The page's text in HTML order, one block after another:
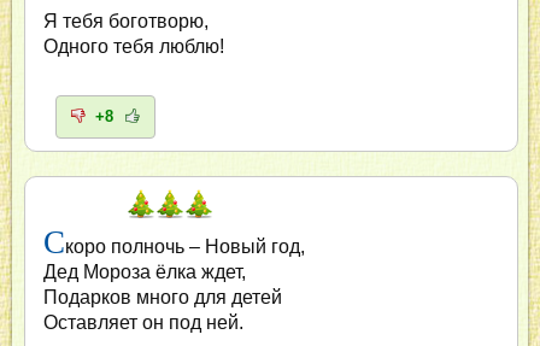
Я тебя боготворю,
Одного тебя люблю!
+8
Скоро полночь – Новый год,
Дед Мороза ёлка ждет,
Подарков много для детей
Оставляет он под ней.